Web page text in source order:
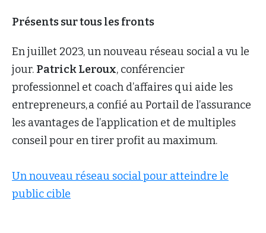
Présents sur tous les fronts
En juillet 2023, un nouveau réseau social a vu le
jour. Patrick Leroux, conférencier
professionnel et coach d’affaires qui aide les
entrepreneurs, a confié au Portail de l’assurance
les avantages de l’application et de multiples
conseil pour en tirer profit au maximum.
Un nouveau réseau social pour atteindre le
public cible